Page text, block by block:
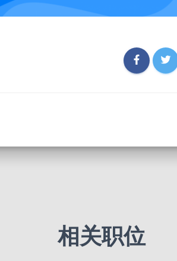
相关职位